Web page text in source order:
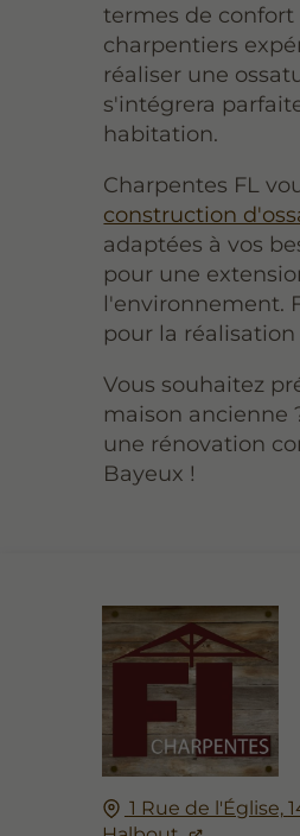
termes de
charpentiers
réaliser une
s'intégrera
habitation.
Charpentes FL
construction
adaptées à vos
pour une
l'environnement.
pour la
Vous souhaitez
maison ancienne
une rénovation
Bayeux !
1 Rue de l'Église,